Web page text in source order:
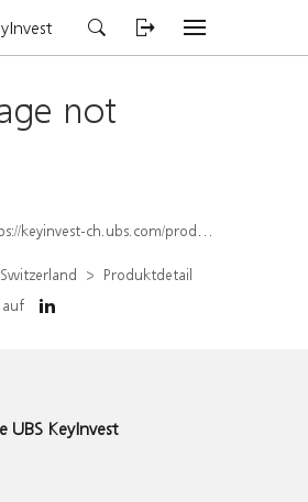
not
ch.ubs.com/produkt/detail/index/isin/CH1578391109
Produktdetail
auf
UBS KeyInvest